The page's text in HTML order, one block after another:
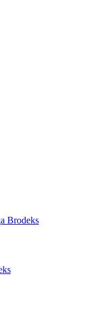
Brodeks